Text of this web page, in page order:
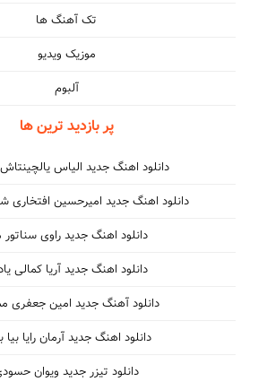
تک آهنگ ها
موزیک ویدیو
آلبوم
پر بازدید ترین ها
دانلود اهنگ جدید الیاس
دانلود اهنگ جدید امیرحسین
دانلود اهنگ جدید راوی سناتور
دانلود اهنگ جدید آریا کمالی
دانلود آهنگ جدید امین جعفری
دانلود اهنگ جدید آرمان رایا بیا
دانلود تیزر جدید ویوان